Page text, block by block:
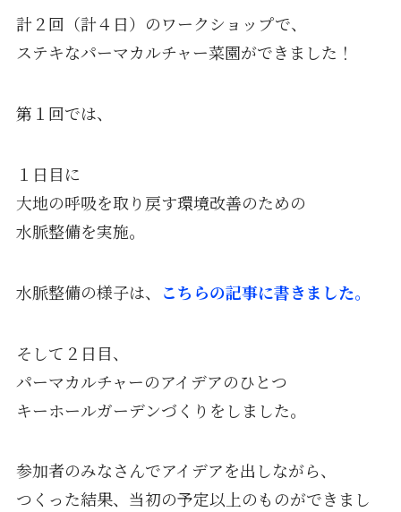
計２回（計４日）のワークショップで、
ステキなパーマカルチャー菜園ができました！
第１回では、
１日目に
大地の呼吸を取り戻す環境改善のための
水脈整備を実施。
水脈整備の様子は、 こちらの記事に書きました。
そして２日目、
パーマカルチャーのアイデアのひとつ
キーホールガーデンづくりをしました。
参加者のみなさんでアイデアを出しながら、
つくった結果、当初の予定以上のものができまし